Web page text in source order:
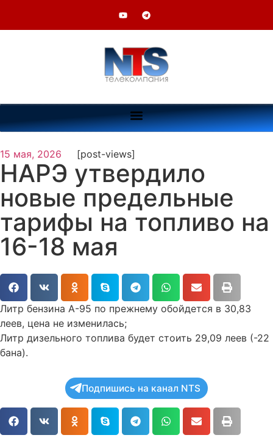
15 мая, 2026 [post-views]
НАРЭ утвердило
новые предельные
тарифы на топливо на
16-18 мая
Литр бензина А-95 по прежнему обойдется в 30,83
леев, цена не изменилась;
Литр дизельного топлива будет стоить 29,09 леев (-22
бана).
Подпишись на канал NTS